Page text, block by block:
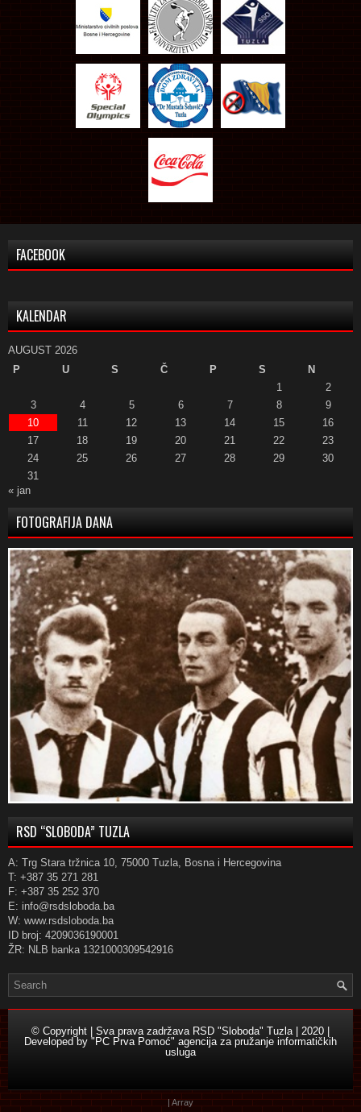
FACEBOOK
KALENDAR
AUGUST 2026
P
U S Č P S
N
1
2
3
4 5 6 7 8
9
10
11 12 13 14 15
16
17
18 19 20 21 22
23
24
25 26 27 28 29
30
31
« jan
FOTOGRAFIJA DANA
RSD “SLOBODA” TUZLA
A: Trg Stara tržnica 10, 75000 Tuzla, Bosna i Hercegovina
T: +387 35 271 281
F: +387 35 252 370
E: info@rsdsloboda.ba
W: www.rsdsloboda.ba
ID broj: 4209036190001
ŽR: NLB banka 1321000309542916
© Copyright | Sva prava zadržava RSD "Sloboda" Tuzla | 2020 |
Developed by "PC Prva Pomoć" agencija za pružanje informatičkih
usluga
| Array